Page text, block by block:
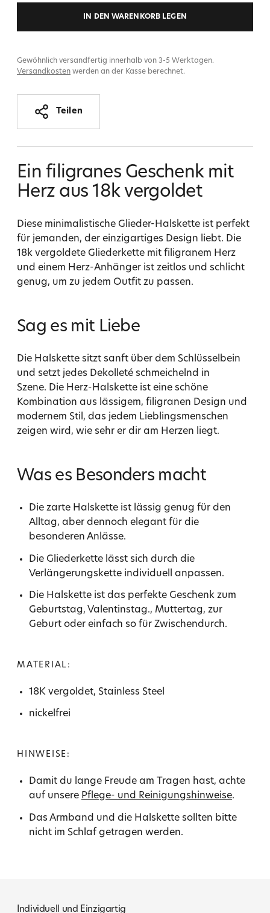
IN DEN WARENKORB LEGEN
Gewöhnlich versandfertig innerhalb von 3-5 Werktagen.
Versandkosten werden an der Kasse berechnet.
Teilen
in
den
Warenkorb
Ein filigranes Geschenk mit
Herz aus 18k vergoldet
Diese minimalistische Glieder-Halskette ist perfekt
für jemanden, der einzigartiges Design liebt. Die
18k vergoldete Gliederkette mit filigranem Herz
und einem Herz-Anhänger ist zeitlos und schlicht
genug, um zu jedem Outfit zu passen.
Sag es mit Liebe
Die Halskette sitzt sanft über dem Schlüsselbein
und setzt jedes Dekolleté schmeichelnd in
Szene. Die Herz-Halskette ist eine schöne
Kombination aus lässigem, filigranen Design und
modernem Stil, das jedem Lieblingsmenschen
zeigen wird, wie sehr er dir am Herzen liegt.
Was es Besonders macht
Die zarte Halskette ist lässig genug für den
Alltag, aber dennoch elegant für die
besonderen Anlässe.
Die Gliederkette lässt sich durch die
Verlängerungskette individuell anpassen.
Die Halskette ist das perfekte Geschenk zum
Geburtstag, Valentinstag., Muttertag, zur
Geburt oder einfach so für Zwischendurch.
MATERIAL:
18K vergoldet, Stainless Steel
nickelfrei
HINWEISE:
Damit du lange Freude am Tragen hast, achte
auf unsere Pflege- und Reinigungshinweise.
Das Armband und die Halskette sollten bitte
nicht im Schlaf getragen werden.
Individuell und Einzigartig